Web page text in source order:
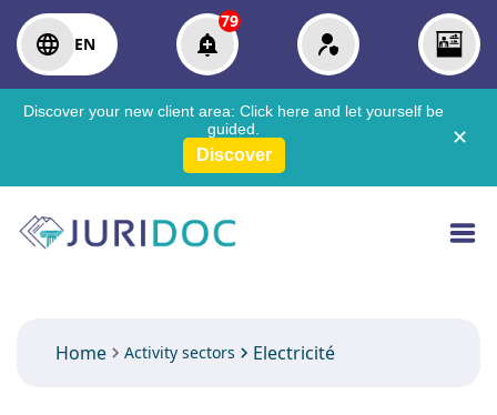
EN
79
Discover your new client area: Click here and let yourself be
guided.
Discover
✕
Home Activity sectors Electricité